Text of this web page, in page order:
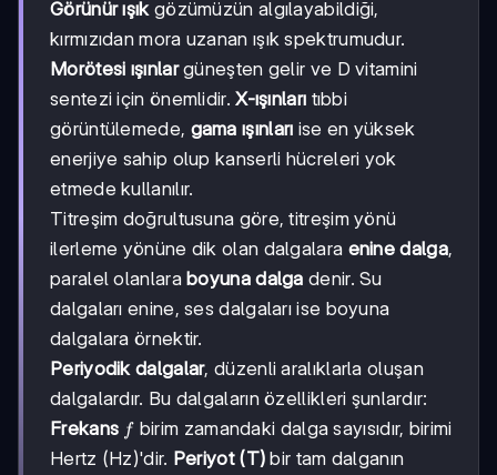
Görünür ışıkgözümüzün algılayabildiği,
kırmızıdan mora uzanan ışık spektrumudur.
Morötesi ışınlargüneşten gelir ve D vitamini
sentezi için önemlidir.X-ışınları tıbbi
görüntülemede, gama ışınları ise en yüksek
enerjiye sahip olup kanserli hücreleri yok
etmede kullanılır.
Titreşim doğrultusuna göre, titreşim yönü
ilerleme yönüne dik olan dalgalara enine dalga,
paralel olanlara boyuna dalga denir. Su
dalgaları enine, ses dalgaları ise boyuna
dalgalara örnektir.
Periyodik dalgalar, düzenli aralıklarla oluşan
dalgalardır. Bu dalgaların özellikleri şunlardır:
Frekans ff birim zamandaki dalga sayısıdır, birimi
Hertz (Hz)'dir. Periyot (T) bir tam dalganın